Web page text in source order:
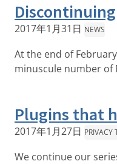
2017年1月31日 NEWS
At the end of
minuscule number of
Plugins that
2017年1月27日 PRIVACY
We continue our